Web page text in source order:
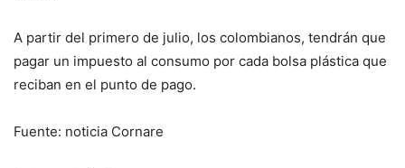
A partir del primero de julio, los colombianos, tendrán que
pagar un impuesto al consumo por cada bolsa plástica que
reciban en el punto de pago.
Fuente: noticia Cornare